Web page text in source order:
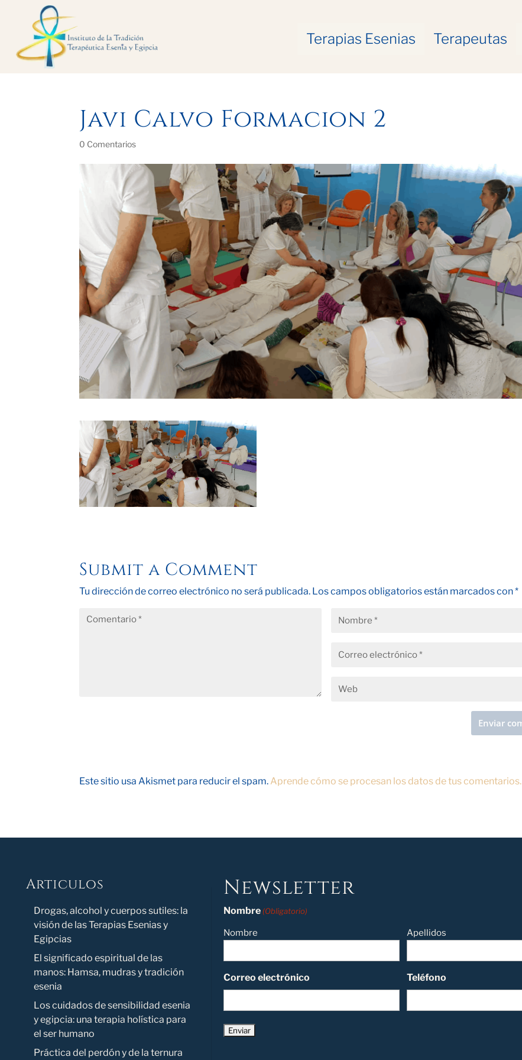
Terapias Esenias Terapeutas
Javi Calvo Formacion 2
0 Comentarios
Submit a Comment
Tu dirección de correo electrónico no será publicada. Los campos obligatorios están marcados con*
Este sitio usa Akismet para reducir el spam. Aprende cómo se procesan los datos de tus comentarios.
Articulos
Novedad
Drogas, alcohol y cuerpos sutiles: la
visión de las Terapias Esenias y
Egipcias
El significado espiritual de las
manos: Hamsa, mudras y tradición
esenia
Los cuidados de sensibilidad esenia
y egipcia: una terapia holística para
el ser humano
Práctica del perdón y de la ternura
Newsletter
Nombre (Obligatorio)
Nombre Apellidos
Correo electrónico Teléfono